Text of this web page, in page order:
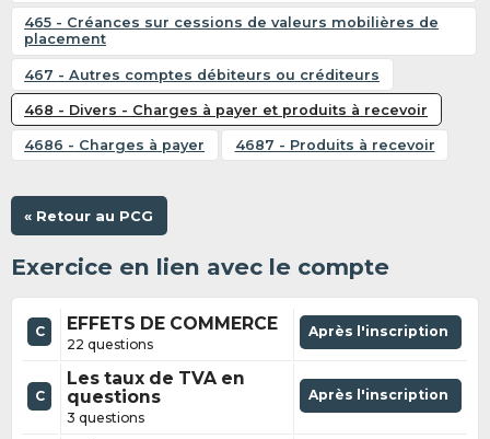
465 - Créances sur cessions de valeurs mobilières de
placement
467 - Autres comptes débiteurs ou créditeurs
468 - Divers - Charges à payer et produits à recevoir
4686 - Charges à payer 4687 - Produits à recevoir
« Retour au PCG
Exercice en lien avec le compte
C EFFETS DE COMMERCE
22 questions
Après l'inscription
C
Les taux de TVA en
questions
3 questions
Après l'inscription